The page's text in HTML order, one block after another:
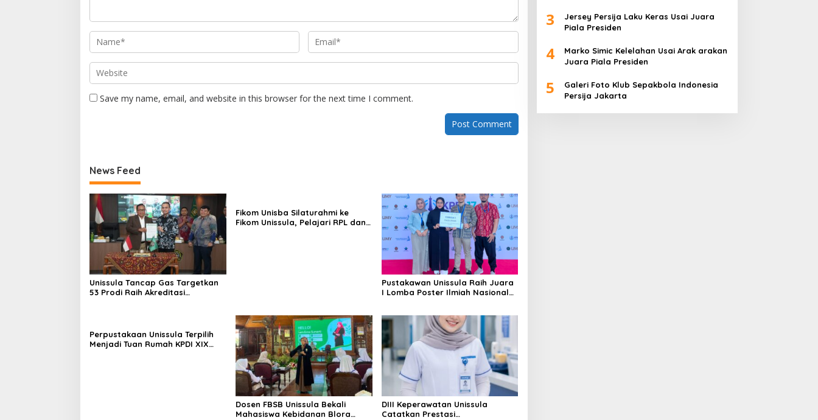
Save my name, email, and website in this browser for the next time I comment.
News Feed
Unissula Tancap Gas Targetkan
53 Prodi Raih Akreditasi
Fikom Unisba Silaturahmi ke
Fikom Unissula, Pelajari RPL dan
Pustakawan Unissula Raih Juara
I Lomba Poster Ilmiah Nasional
Perpustakaan Unissula Terpilih
Menjadi Tuan Rumah KPDI XIX
Dosen FBSB Unissula Bekali
Mahasiswa Kebidanan Blora
DIII Keperawatan Unissula
Catatkan Prestasi
3
Jersey Persija Laku Keras Usai Juara
Piala Presiden
4
Marko Simic Kelelahan Usai Arak arakan
Juara Piala Presiden
5
Galeri Foto Klub Sepakbola Indonesia
Persija Jakarta